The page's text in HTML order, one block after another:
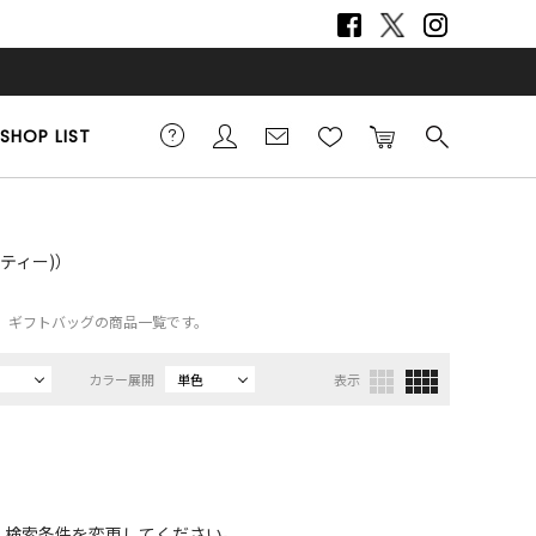
SHOP LIST
ィー)）
フトバッグの商品一覧です。
カラー展開 単色 表示